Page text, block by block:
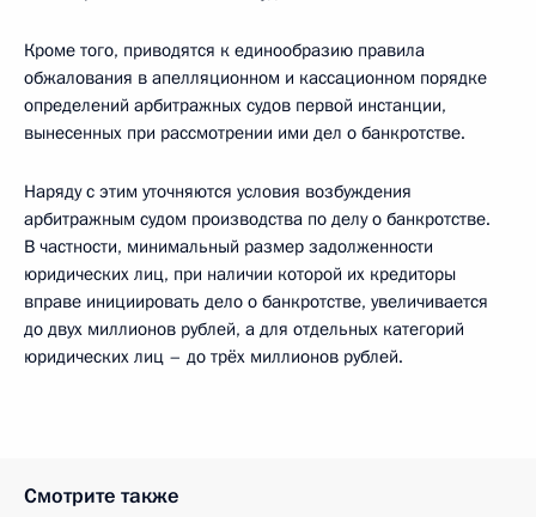
Кроме того, приводятся к единообразию правила
обжалования в апелляционном и кассационном порядке
определений арбитражных судов первой инстанции,
вынесенных при рассмотрении ими дел о банкротстве.
Наряду с этим уточняются условия возбуждения
арбитражным судом производства по делу о банкротстве.
В частности, минимальный размер задолженности
юридических лиц, при наличии которой их кредиторы
вправе инициировать дело о банкротстве, увеличивается
до двух миллионов рублей, а для отдельных категорий
юридических лиц – до трёх миллионов рублей.
Смотрите также